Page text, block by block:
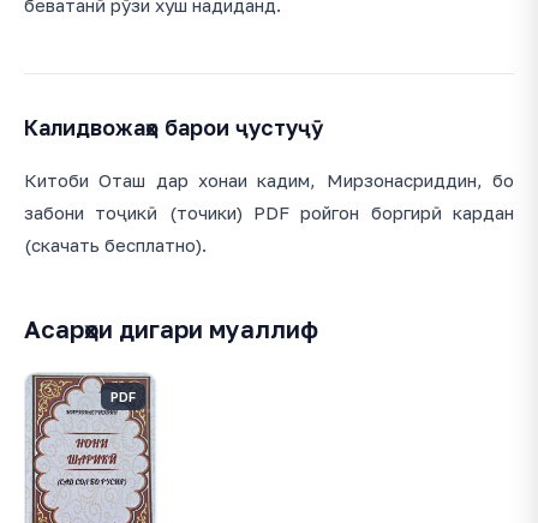
беватанӣ рӯзи хуш надиданд.
Калидвожаҳо барои ҷустуҷӯ
Китоби Оташ дар хонаи кадим, Мирзонасриддин, бо
забони тоҷикӣ (точики) PDF ройгон боргирӣ кардан
(скачать бесплатно).
Асарҳои дигари муаллиф
PDF